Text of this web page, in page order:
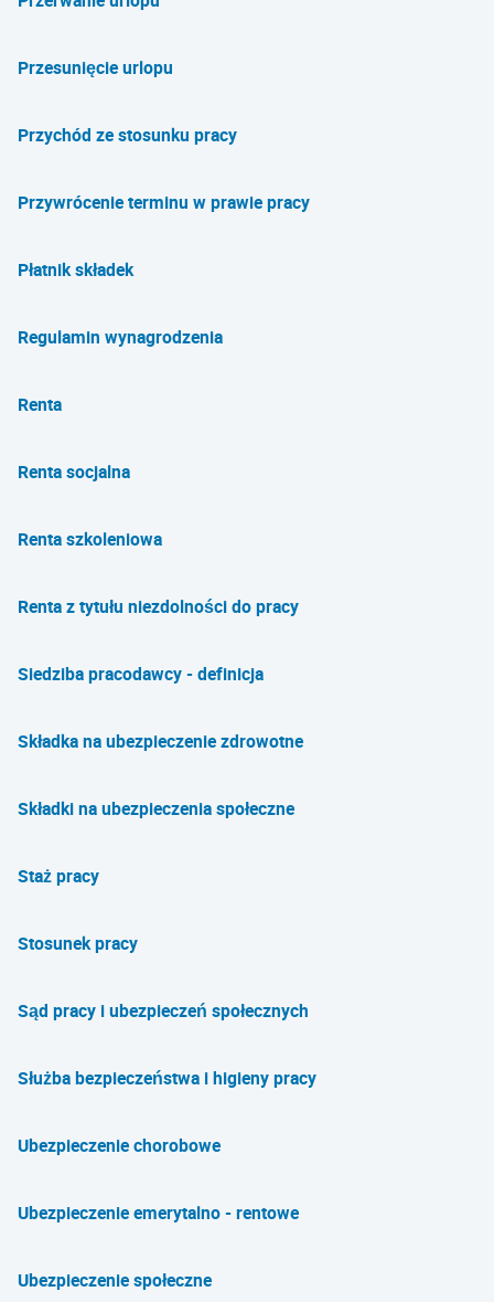
Przesunięcie urlopu
Przychód ze stosunku pracy
Przywrócenie terminu w prawie pracy
Płatnik składek
Regulamin wynagrodzenia
Renta
Renta socjalna
Renta szkoleniowa
Renta z tytułu niezdolności do pracy
Siedziba pracodawcy - definicja
Składka na ubezpieczenie zdrowotne
Składki na ubezpieczenia społeczne
Staż pracy
Stosunek pracy
Sąd pracy i ubezpieczeń społecznych
Służba bezpieczeństwa i higieny pracy
Ubezpieczenie chorobowe
Ubezpieczenie emerytalno - rentowe
Ubezpieczenie społeczne